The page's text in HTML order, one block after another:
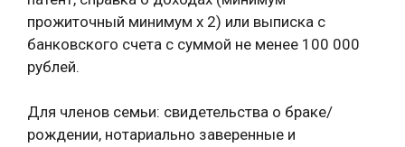
прожиточный минимум x 2) или выписка с
банковского счета с суммой не менее 100 000
рублей.
Для членов семьи: свидетельства о браке/
рождении, нотариально заверенные и